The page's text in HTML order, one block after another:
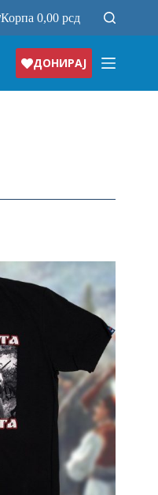
Корпа0,00рсд
ДОНИРАЈ